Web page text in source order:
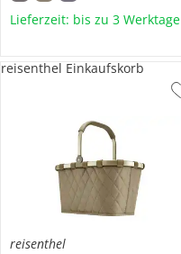
Lieferzeit: bis zu 3 Werktage
reisenthel
reisenthel Einkaufskorb